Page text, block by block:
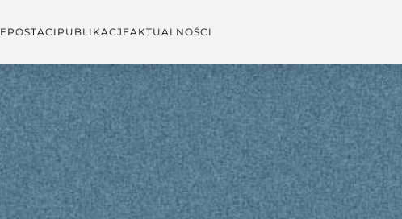
POSTACI PUBLIKACJEAKTUALNOŚCI